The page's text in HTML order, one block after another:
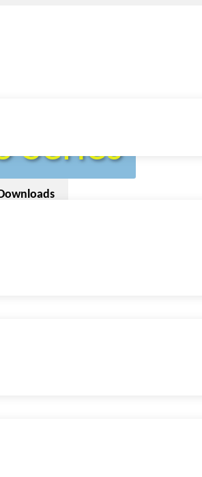
Series
Downloads